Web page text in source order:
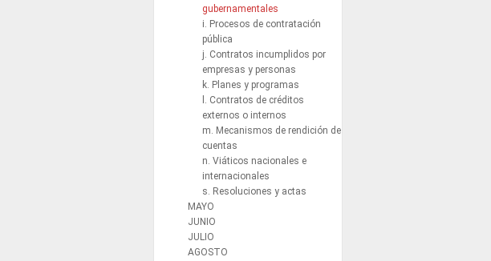
gubernamentales
i. Procesos de contratación
pública
j. Contratos incumplidos por
empresas y personas
k. Planes y programas
l. Contratos de créditos
externos o internos
m. Mecanismos de rendición de
cuentas
n. Viáticos nacionales e
internacionales
s. Resoluciones y actas
MAYO
JUNIO
JULIO
AGOSTO